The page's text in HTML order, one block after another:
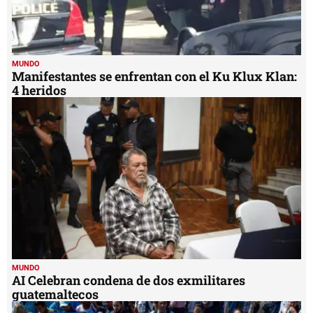
MUNDO
Manifestantes se enfrentan con el Ku Klux Klan:
4 heridos
MUNDO
AI Celebran condena de dos exmilitares
guatemaltecos